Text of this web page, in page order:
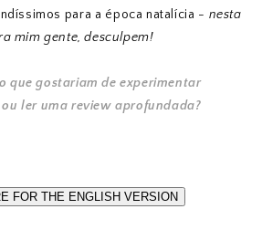
para a época natalícia - nesta
mim gente, desculpem!
que gostariam de experimentar
ler uma review aprofundada?
FOR THE ENGLISH VERSION